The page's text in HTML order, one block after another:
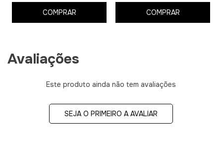
COMPRAR COMPRAR
Avaliações
Este produto ainda não tem avaliações
SEJA O PRIMEIRO A AVALIAR